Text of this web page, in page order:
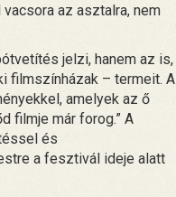
az asztalra, nem
jelzi, hanem az is,
filmszínházak – termeit. A
amelyek az ő
filmje már forog.” A
és
a fesztivál ideje alatt